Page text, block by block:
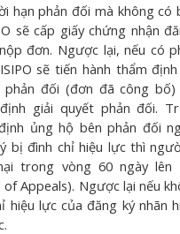
hạn phản đối mà không có
sẽ cấp giấy chứng nhận
đơn. Ngược lại, nếu có
sẽ tiến hành thẩm
đối (đơn đã công bố)
giải quyết phản đối.
ủng hộ bên phản đối
bị đình chỉ hiệu lực thì
trong vòng 60 ngày lên
Appeals). Ngược lại nếu
hiệu lực của đăng ký nhãn